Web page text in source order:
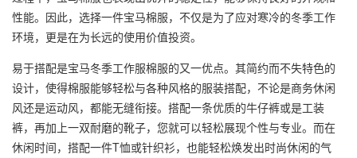
性能。因此，选择一件宝马棉服，不仅是为了应对寒冷的冬季工作
环境，更是在为长远的使用价值投资。
易于搭配是宝马冬季工作服棉服的又一优点。其简约而不失特色的
设计，使得棉服能够轻松与各种风格的服装搭配，不论是商务休闲
风还是运动风，都能无缝衔接。搭配一条优质的牛仔裤或是工装
裤，再加上一双耐磨的靴子，您就可以轻松展现个性与专业。而在
休闲时间，搭配一件T恤或针织衫，也能轻松焕发出时尚休闲的气